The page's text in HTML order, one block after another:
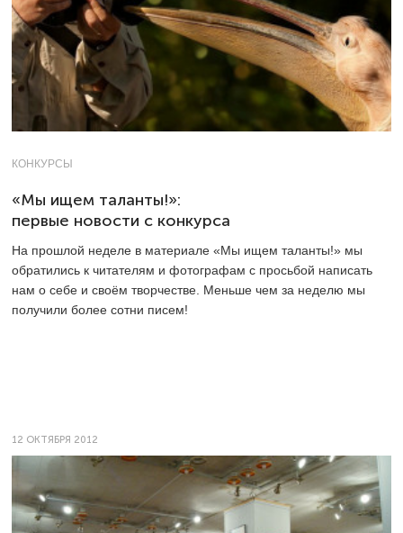
КОНКУРСЫ
«Мы ищем таланты!»:
первые новости с конкурса
На прошлой неделе в материале «Мы ищем таланты!» мы
обратились к читателям и фотографам с просьбой написать
нам о себе и своём творчестве. Меньше чем за неделю мы
получили более сотни писем!
12 ОКТЯБРЯ 2012